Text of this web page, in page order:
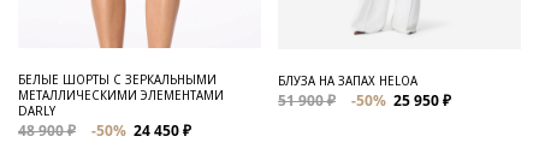
БЕЛЫЕ ШОРТЫ С ЗЕРКАЛЬНЫМИ
МЕТАЛЛИЧЕСКИМИ ЭЛЕМЕНТАМИ
DARLY
48 900 ₽ -50% 24 450 ₽
БЛУЗА НА ЗАПАХ HELOA
51 900 ₽ -50% 25 950 ₽